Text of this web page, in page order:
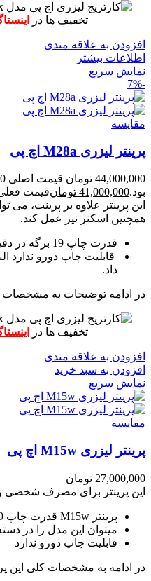
تخفیف ها در
افزودن به علاقه مندی
اطلاعات بیشتر
نمایش سریع
-7%
مقايسه
پرینتر لیزری M28a اچ پی
44,000,000 تومان
بود.41,000,000 تومانقیمت فعلی 41,000,000 تومان
این پرینتر علاوه بر پرینت، می
همچنین اسکنر نیز عمل کند.
قدرت چاپ 19 برگه در دقیقه را دارد
قابلیت چاپ دورو ندارد
داد.
در ادامه توضیحات به مشخصات
تخفیف ها در
افزودن به علاقه مندی
افزودن به سبد خرید
نمایش سریع
مقايسه
پرینتر لیزری M15w اچ پی
27,000,000 تومان
این پرینتر برای مصرف
پرینتر M15w قدرت چاپ 19 برگه در دقیقه را دارد
میتوان این مدل را در
قابلیت چاپ دورو ندارد
در ادامه به مشخصات کلی این